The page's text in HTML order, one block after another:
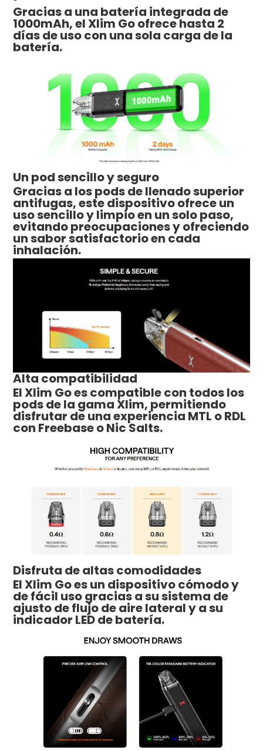
Gracias a una batería integrada de
1000mAh, el Xlim Go ofrece hasta 2
días de uso con una sola carga de la
batería.
Un pod sencillo y seguro
Gracias a los pods de llenado superior
antifugas, este dispositivo ofrece un
uso sencillo y limpio en un solo paso,
evitando preocupaciones y ofreciendo
un sabor satisfactorio en cada
inhalación.
Alta compatibilidad
El Xlim Go es compatible con todos los
pods de la gama Xlim, permitiendo
disfrutar de una experiencia MTL o RDL
con Freebase o Nic Salts.
Disfruta de altas comodidades
El Xlim Go es un dispositivo cómodo y
de fácil uso gracias a su sistema de
ajusto de flujo de aire lateral y a su
indicador LED de batería.